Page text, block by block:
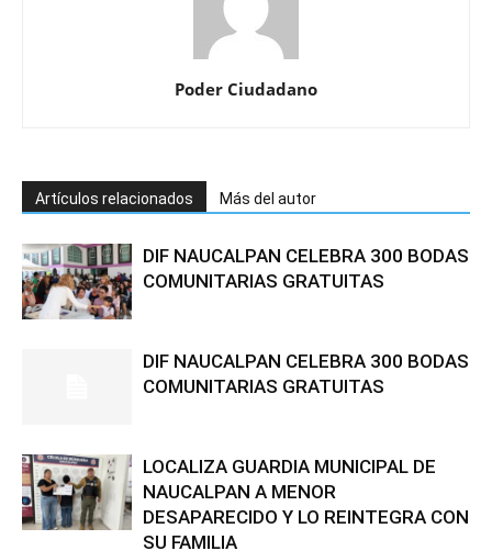
Poder Ciudadano
Artículos relacionados Más del autor
DIF NAUCALPAN CELEBRA 300 BODAS
COMUNITARIAS GRATUITAS
DIF NAUCALPAN CELEBRA 300 BODAS
COMUNITARIAS GRATUITAS
LOCALIZA GUARDIA MUNICIPAL DE
NAUCALPAN A MENOR
DESAPARECIDO Y LO REINTEGRA CON
SU FAMILIA